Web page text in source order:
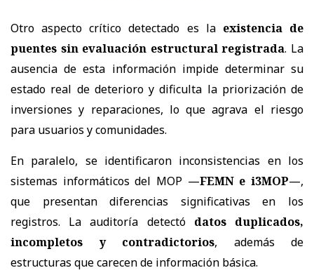
Otro aspecto crítico detectado es laexistencia de
puentes sin evaluación estructural registrada. La
ausencia de esta información impide determinar su
estado real de deterioro y dificulta la priorización de
inversiones y reparaciones, lo que agrava el riesgo
para usuarios y comunidades.
En paralelo, se identificaron inconsistencias en los
sistemas informáticos del MOP —FEMN e i3MOP—,
que presentan diferencias significativas en los
registros. La auditoría detectódatos duplicados,
incompletos y contradictorios, además de
estructuras que carecen de información básica.